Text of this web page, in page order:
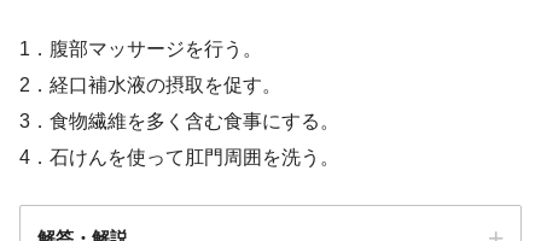
1．腹部マッサージを行う。
2．経口補水液の摂取を促す。
3．食物繊維を多く含む食事にする。
4．石けんを使って肛門周囲を洗う。